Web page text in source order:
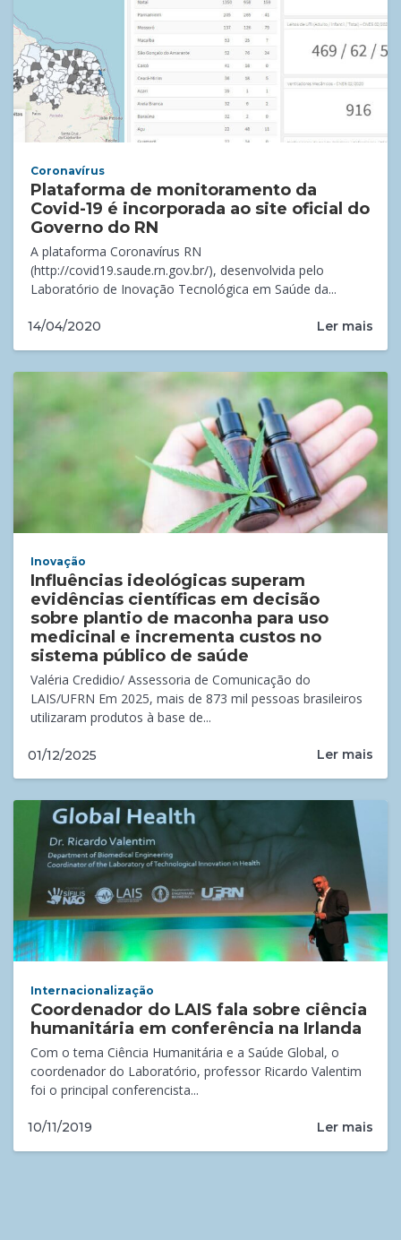
Coronavírus
Plataforma de monitoramento da
Covid-19 é incorporada ao site oficial do
Governo do RN
A plataforma Coronavírus RN
(http://covid19.saude.rn.gov.br/), desenvolvida pelo
Laboratório de Inovação Tecnológica em Saúde da...
14/04/2020 Ler mais
Inovação
Influências ideológicas superam
evidências científicas em decisão
sobre plantio de maconha para uso
medicinal e incrementa custos no
sistema público de saúde
Valéria Credidio/ Assessoria de Comunicação do
LAIS/UFRN Em 2025, mais de 873 mil pessoas brasileiros
utilizaram produtos à base de...
01/12/2025 Ler mais
Internacionalização
Coordenador do LAIS fala sobre ciência
humanitária em conferência na Irlanda
Com o tema Ciência Humanitária e a Saúde Global, o
coordenador do Laboratório, professor Ricardo Valentim
foi o principal conferencista...
10/11/2019 Ler mais